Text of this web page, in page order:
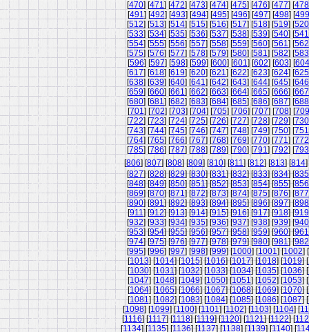
[470] [471] [472] [473] [474] [475] [476] [477] [478
[491] [492] [493] [494] [495] [496] [497] [498] [499
[512] [513] [514] [515] [516] [517] [518] [519] [520
[533] [534] [535] [536] [537] [538] [539] [540] [541
[554] [555] [556] [557] [558] [559] [560] [561] [562
[575] [576] [577] [578] [579] [580] [581] [582] [583
[596] [597] [598] [599] [600] [601] [602] [603] [604
[617] [618] [619] [620] [621] [622] [623] [624] [625
[638] [639] [640] [641] [642] [643] [644] [645] [646
[659] [660] [661] [662] [663] [664] [665] [666] [667
[680] [681] [682] [683] [684] [685] [686] [687] [688
[701] [702] [703] [704] [705] [706] [707] [708] [709
[722] [723] [724] [725] [726] [727] [728] [729] [730
[743] [744] [745] [746] [747] [748] [749] [750] [751
[764] [765] [766] [767] [768] [769] [770] [771] [772
[785] [786] [787] [788] [789] [790] [791] [792] [793
[806] [807] [808] [809] [810] [811] [812] [813] [814]
[827] [828] [829] [830] [831] [832] [833] [834] [835
[848] [849] [850] [851] [852] [853] [854] [855] [856
[869] [870] [871] [872] [873] [874] [875] [876] [877
[890] [891] [892] [893] [894] [895] [896] [897] [898
[911] [912] [913] [914] [915] [916] [917] [918] [919
[932] [933] [934] [935] [936] [937] [938] [939] [940
[953] [954] [955] [956] [957] [958] [959] [960] [961
[974] [975] [976] [977] [978] [979] [980] [981] [982
[995] [996] [997] [998] [999] [1000] [1001] [1002] [
[1013] [1014] [1015] [1016] [1017] [1018] [1019] [
[1030] [1031] [1032] [1033] [1034] [1035] [1036] [
[1047] [1048] [1049] [1050] [1051] [1052] [1053] [
[1064] [1065] [1066] [1067] [1068] [1069] [1070] [
[1081] [1082] [1083] [1084] [1085] [1086] [1087] [
[1098] [1099] [1100] [1101] [1102] [1103] [1104] [
[1116] [1117] [1118] [1119] [1120] [1121] [1122] [
[1134] [1135] [1136] [1137] [1138] [1139] [1140] [